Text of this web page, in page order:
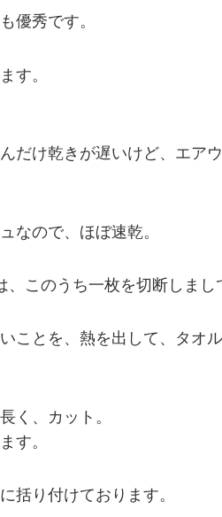
優秀です。
す。
だけ乾きが遅いけど、エ
なので、ほぼ速乾。
このうち一枚を切断しまし
ことを、熱を出して、タオ
く、カット。
す。
括り付けております。